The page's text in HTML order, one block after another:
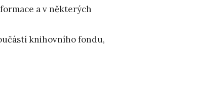
a v některých
knihovního fondu,